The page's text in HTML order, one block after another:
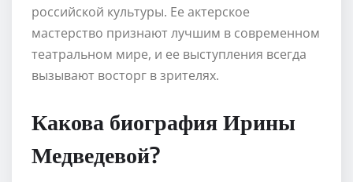
российской культуры. Ее актерское
мастерство признают лучшим в современном
театральном мире, и ее выступления всегда
вызывают восторг в зрителях.
Какова биография Ирины
Медведевой?